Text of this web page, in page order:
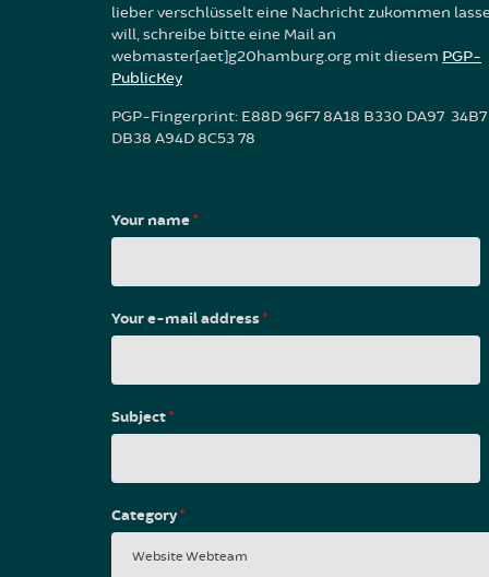
lieber verschlüsselt eine Nachricht zukommen
will, schreibe bitte eine Mail an
webmaster[aet]g20hamburg.org mit diesem PGP-
PublicKey
PGP-Fingerprint: E88D 96F7 8A18 B330 DA97 34B7
DB38 A94D 8C53 78
Your name*
Your e-mail address*
Subject*
Category*